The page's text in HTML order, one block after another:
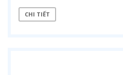
CHI TIẾT